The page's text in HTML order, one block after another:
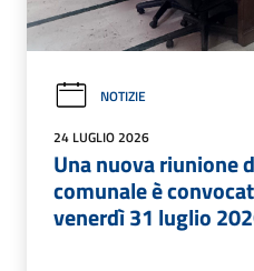
NOTIZIE
24 LUGLIO 2026
Una nuova riunione
comunale è
venerdì 31 luglio